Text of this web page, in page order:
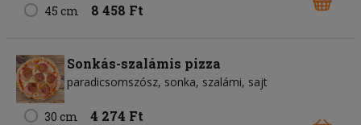
45 cm 8 458 Ft
Sonkás-szalámis pizza
paradicsomszósz sonka szalámi sajt
30 cm 4 274 Ft